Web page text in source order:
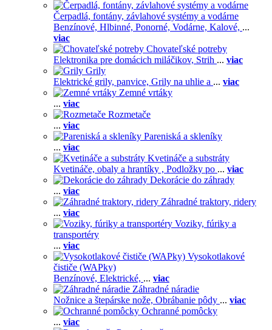
Čerpadlá, fontány, závlahové systémy a vodárne
Benzínové, Hlbinné, Ponorné, Vodárne, Kalové, ...
viac
Chovateľské potreby
Elektronika pre domácich miláčikov, Strih ... viac
Grily
Elektrické grily, panvice, Grily na uhlie a ... viac
Zemné vrtáky
... viac
Rozmetače
... viac
Pareniská a skleníky
... viac
Kvetináče a substráty
Kvetináče, obaly a hrantíky , Podložky po ... viac
Dekorácie do záhrady
... viac
Záhradné traktory, ridery
... viac
Voziky, fúriky a
transportéry
... viac
Vysokotlakové
čističe (WAPky)
Benzínové, Elektrické, ... viac
Záhradné náradie
Nožnice a štepárske nože, Obrábanie pôdy ... viac
Ochranné pomôcky
... viac